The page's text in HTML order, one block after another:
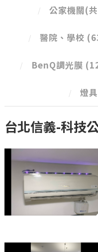
公家機關(
醫院、學校
BenQ調光膜
燈
台北信義-科技